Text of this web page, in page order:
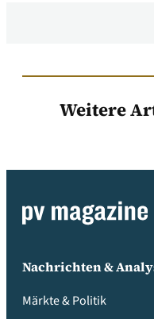
Weitere
Nachrichten &
Märkte & Politik